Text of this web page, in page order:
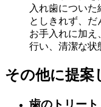
入れ歯につい
としきれず、
お手入れに加え
行い、清潔な状
その他に提案
歯のトリート